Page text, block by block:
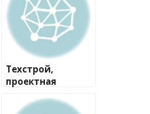
Техстрой,
проектная